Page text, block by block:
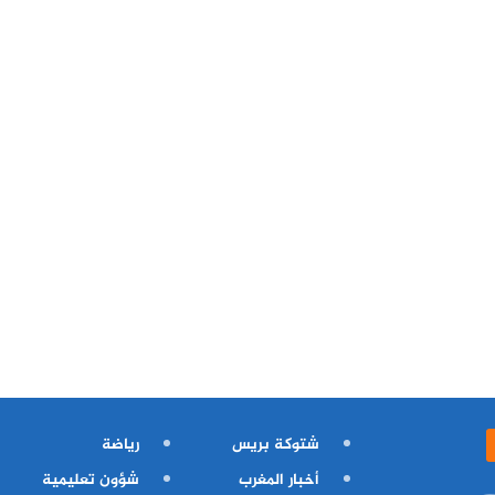
شتوكة بريس
أخبار المغرب
رياضة
شؤون تعليمية